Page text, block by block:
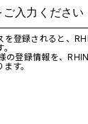
入力ください
を登録されると、
の登録情報を、
す。